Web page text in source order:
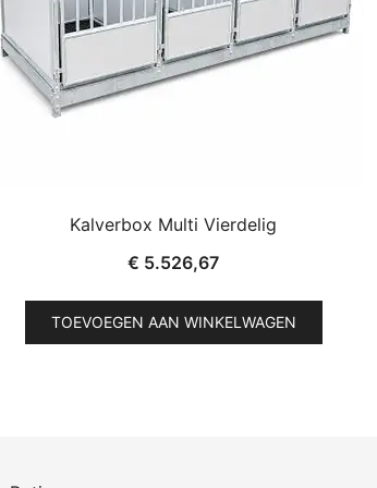
Kalverbox Multi Vierdelig
€ 5.526,67
TOEVOEGEN AAN WINKELWAGEN